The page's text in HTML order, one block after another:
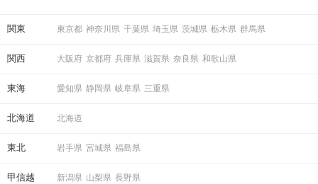
関東 東京都 神奈川県 千葉県 埼玉県 茨城県 栃木県 群馬県
関西 大阪府 京都府 兵庫県 滋賀県 奈良県 和歌山県
東海 愛知県 静岡県 岐阜県 三重県
北海道 北海道
東北 岩手県 宮城県 福島県
甲信越 新潟県 山梨県 長野県